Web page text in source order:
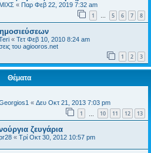
ΜΙΧΣ « Παρ Φεβ 22, 2019 7:32 am
1 … 5 6 7 8
« Τετ Φεβ 10, 2010 8:24 am
του agiooros.net
1 2 3
Θέματα
« Δευ Οκτ 21, 2013 7:03 pm
1 10 11 12 13
ζευγάρια
« Τρί Οκτ 30, 2012 10:57 pm